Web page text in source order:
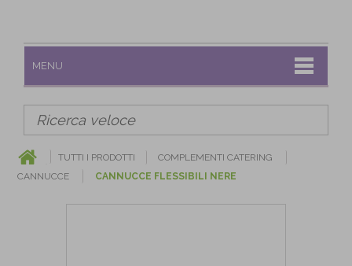
MENU
TUTTI I PRODOTTI
COMPLEMENTI CATERING
CANNUCCE
CANNUCCE FLESSIBILI NERE